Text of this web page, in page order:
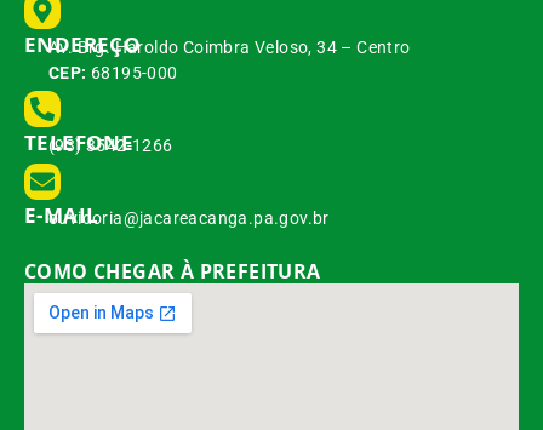
ENDEREÇO
Av. Brg. Haroldo Coimbra Veloso, 34 – Centro
CEP: 68195-000
TELEFONE
(93) 3542-1266
E-MAIL
ouvidoria@jacareacanga.pa.gov.br
COMO CHEGAR À PREFEITURA